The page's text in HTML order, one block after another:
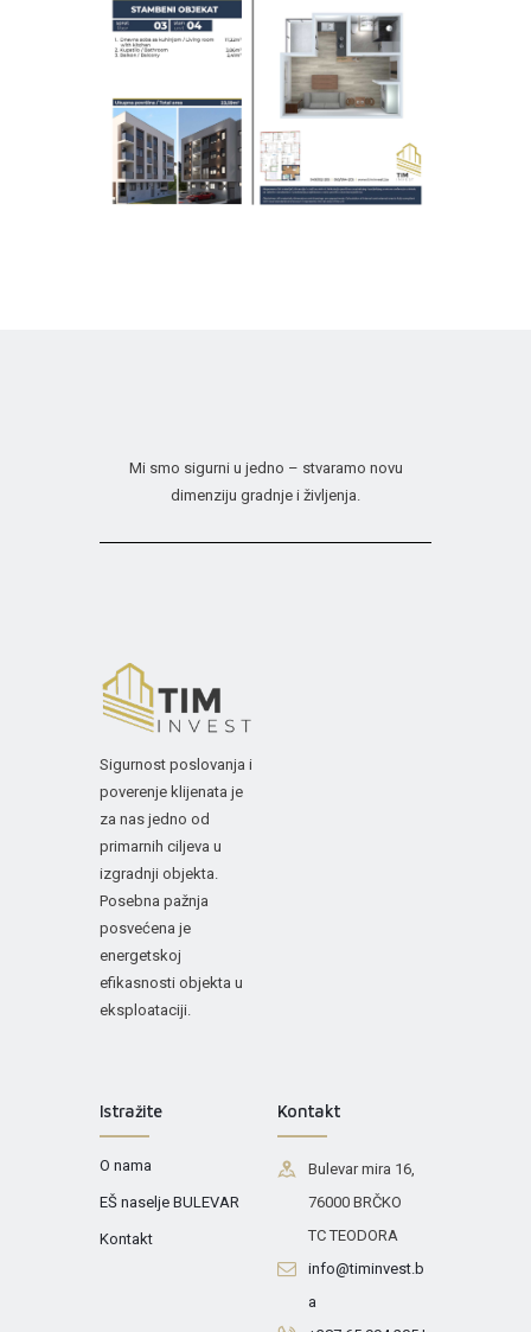
Mi smo sigurni u jedno – stvaramo novu
dimenziju gradnje i življenja.
Sigurnost poslovanja i
poverenje klijenata je
za nas jedno od
primarnih ciljeva u
izgradnji objekta.
Posebna pažnja
posvećena je
energetskoj
efikasnosti objekta u
eksploataciji.
Istražite
O nama
EŠ naselje BULEVAR
Kontakt
Kontakt
Bulevar mira 16,
76000 BRČKO
TC TEODORA
info@timinvest.b
a